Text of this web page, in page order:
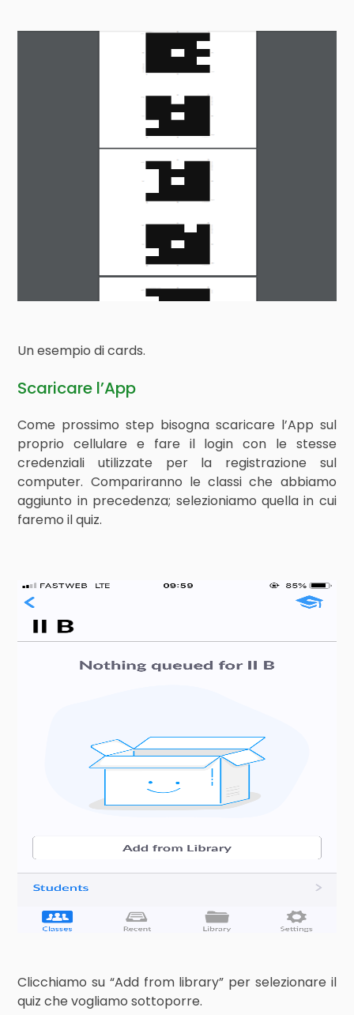
Un esempio di cards.
Scaricare l’App
Come prossimo step bisogna scaricare l’App sul
proprio cellulare e fare il login con le stesse
credenziali utilizzate per la registrazione sul
computer. Compariranno le classi che abbiamo
aggiunto in precedenza; selezioniamo quella in cui
faremo il quiz.
Clicchiamo su “Add from library” per selezionare il
quiz che vogliamo sottoporre.